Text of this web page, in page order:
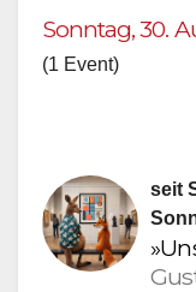
Sonntag, 30.
(1 Event)
seit